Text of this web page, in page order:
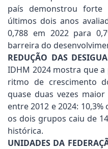
país demonstrou forte
últimos dois anos
0,788 em 2022 para
barreira do
REDUÇÃO DAS
IDHM 2024 mostra que
ritmo de crescimento
quase duas vezes
entre 2012 e 2024:
os dois grupos caiu de
histórica.
UNIDADES DA